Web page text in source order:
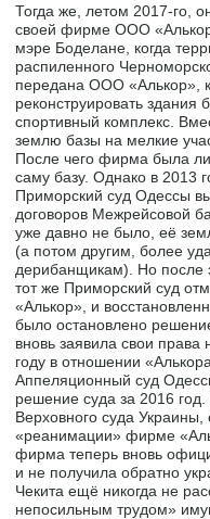
Тогда же, летом 2017-го,
своей фирме ООО
мэре Боделане, когда
распиленного
передана ООО «Алькор»,
реконструировать здания
спортивный комплекс.
землю базы на мелкие
После чего фирма была
саму базу. Однако в 2013
Приморский суд Одессы
договоров Межрейсовой
уже давно не было, её
(а потом другим, более
дерибанщикам). Но после
тот же Приморский суд
«Алькор», и
было остановлено
вновь заявила свои
году в отношении
Аппеляционный суд
решение суда за 2016
Верховного суда
«реанимации» фирме
фирма теперь вновь
и не получила обратно
Чекита ещё никогда не
непосильным трудом»